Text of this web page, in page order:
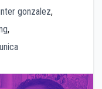
gonzalez,
,